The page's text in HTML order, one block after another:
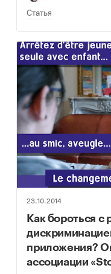
Статья
23.10.2014
Как бороться с
приложения?
ассоциации